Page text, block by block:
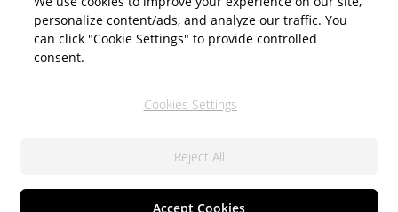
커뮤니티
회원 영역
지역 변경
서비스 약관 쿠키 설정
personalize content/ads, and analyze our traffic. You
can click "Cookie Settings" to provide controlled
consent.
Cookies Settings
Reject All
Accept Cookies